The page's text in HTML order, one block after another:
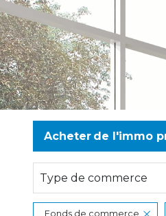
Acheter de l'immo
De l'ancien
De l'immo pro
Type de commerce
Fonds de commerce